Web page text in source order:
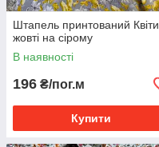
Штапель принтований Квіти
жовті на сірому
В наявності
196 ₴/пог.м
Купити